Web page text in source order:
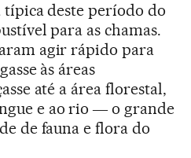
deste período do
para as chamas.
agir rápido para
às áreas
até a área florestal,
e ao rio ― o grande
de fauna e flora do